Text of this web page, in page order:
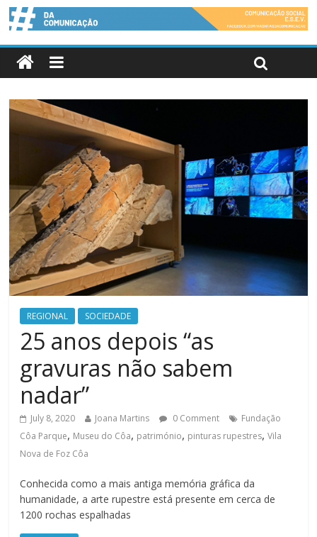
REGIONAL SOCIEDADE
25 anos depois “as
gravuras não sabem
nadar”
July 8, 2020 Joana Martins 0 Comment
Fundação
Côa Parque, Museu do Côa, património, pinturas rupestres,Vila
Nova de Foz Côa
Conhecida como a mais antiga memória gráfica da
humanidade, a arte rupestre está presente em cerca de
1200 rochas espalhadas